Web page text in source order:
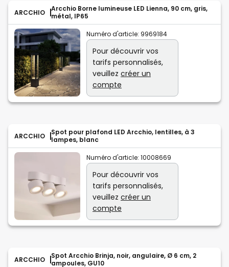
ARCCHIO
Arcchio Borne lumineuse LED Lienna, 90 cm, gris,
métal, IP65
Numéro d'article: 9969184
Pour découvrir vos
tarifs personnalisés,
veuillez créer un
compte
ARCCHIO
Spot pour plafond LED Arcchio, lentilles, à 3
lampes, blanc
Numéro d'article: 10008669
Pour découvrir vos
tarifs personnalisés,
veuillez créer un
compte
ARCCHIO
Spot Arcchio Brinja, noir, angulaire, Ø 6 cm, 2
ampoules, GU10